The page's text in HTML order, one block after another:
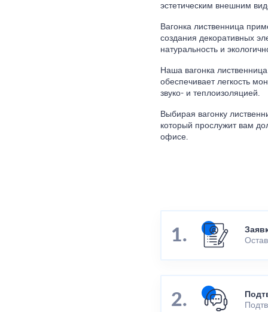
эстетическим внешним
Вагонка лиственница
создания декоративных
натуральность и
Наша вагонка
обеспечивает легкость
звуко- и теплоизоляцией.
Выбирая вагонку
который прослужит вам
офисе.